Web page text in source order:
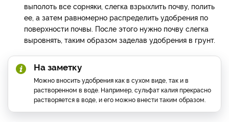
выполоть все сорняки, слегка взрыхлить почву, полить
ее, а затем равномерно распределить удобрения по
поверхности почвы. После этого нужно почву слегка
выровнять, таким образом заделав удобрения в грунт.
На заметку
Можно вносить удобрения как в сухом виде, так и в
растворенном в воде. Например, сульфат калия прекрасно
растворяется в воде, и его можно внести таким образом.